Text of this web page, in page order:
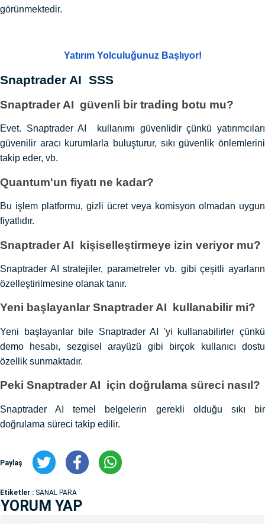
görünmektedir.
Yatırım Yolculuğunuz Başlıyor!
Snaptrader AI SSS
Snaptrader AI güvenli bir trading botu mu?
Evet. Snaptrader AI kullanımı güvenlidir çünkü yatırımcıları
güvenilir aracı kurumlarla buluşturur, sıkı güvenlik önlemlerini
takip eder, vb.
Quantum'un fiyatı ne kadar?
Bu işlem platformu, gizli ücret veya komisyon olmadan uygun
fiyatlıdır.
Snaptrader AI kişiselleştirmeye izin veriyor mu?
Snaptrader AI stratejiler, parametreler vb. gibi çeşitli ayarların
özelleştirilmesine olanak tanır.
Yeni başlayanlar Snaptrader AI kullanabilir mi?
Yeni başlayanlar bile Snaptrader AI 'yi kullanabilirler çünkü
demo hesabı, sezgisel arayüzü gibi birçok kullanıcı dostu
özellik sunmaktadır.
Peki Snaptrader AI için doğrulama süreci nasıl?
Snaptrader AI temel belgelerin gerekli olduğu sıkı bir
doğrulama süreci takip edilir.
Paylaş
Etiketler : SANAL PARA
YORUM YAP